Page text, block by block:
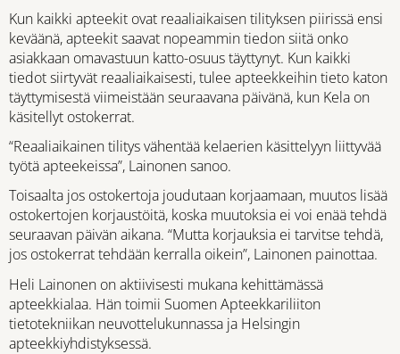
Kun kaikki apteekit ovat reaaliaikaisen tilityksen piirissä ensi
keväänä, apteekit saavat nopeammin tiedon siitä onko
asiakkaan omavastuun katto-osuus täyttynyt. Kun kaikki
tiedot siirtyvät reaaliaikaisesti, tulee apteekkeihin tieto katon
täyttymisestä viimeistään seuraavana päivänä, kun Kela on
käsitellyt ostokerrat.
“Reaaliaikainen tilitys vähentää kelaerien käsittelyyn liittyvää
työtä apteekeissa”, Lainonen sanoo.
Toisaalta jos ostokertoja joudutaan korjaamaan, muutos lisää
ostokertojen korjaustöitä, koska muutoksia ei voi enää tehdä
seuraavan päivän aikana. “Mutta korjauksia ei tarvitse tehdä,
jos ostokerrat tehdään kerralla oikein”, Lainonen painottaa.
Heli Lainonen on aktiivisesti mukana kehittämässä
apteekkialaa. Hän toimii Suomen Apteekkariliiton
tietotekniikan neuvottelukunnassa ja Helsingin
apteekkiyhdistyksessä.